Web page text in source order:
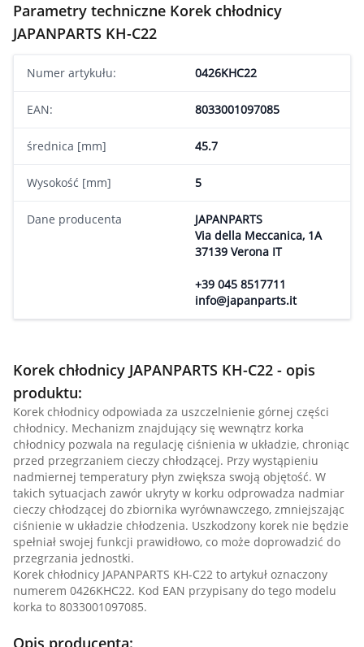
Parametry techniczne Korek chłodnicy
JAPANPARTS KH-C22
Numer artykułu: 0426KHC22
EAN: 8033001097085
średnica [mm] 45.7
Wysokość [mm] 5
Dane producenta
JAPANPARTS
Via della Meccanica, 1A
37139 Verona IT
+39 045 8517711
info@japanparts.it
Korek chłodnicy JAPANPARTS KH-C22 - opis
produktu:
Korek chłodnicy odpowiada za uszczelnienie górnej części
chłodnicy. Mechanizm znajdujący się wewnątrz korka
chłodnicy pozwala na regulację ciśnienia w układzie, chroniąc
przed przegrzaniem cieczy chłodzącej. Przy wystąpieniu
nadmiernej temperatury płyn zwiększa swoją objętość. W
takich sytuacjach zawór ukryty w korku odprowadza nadmiar
cieczy chłodzącej do zbiornika wyrównawczego, zmniejszając
ciśnienie w układzie chłodzenia. Uszkodzony korek nie będzie
spełniał swojej funkcji prawidłowo, co może doprowadzić do
przegrzania jednostki.
Korek chłodnicy JAPANPARTS KH-C22 to artykuł oznaczony
numerem 0426KHC22. Kod EAN przypisany do tego modelu
korka to 8033001097085.
Opis producenta: